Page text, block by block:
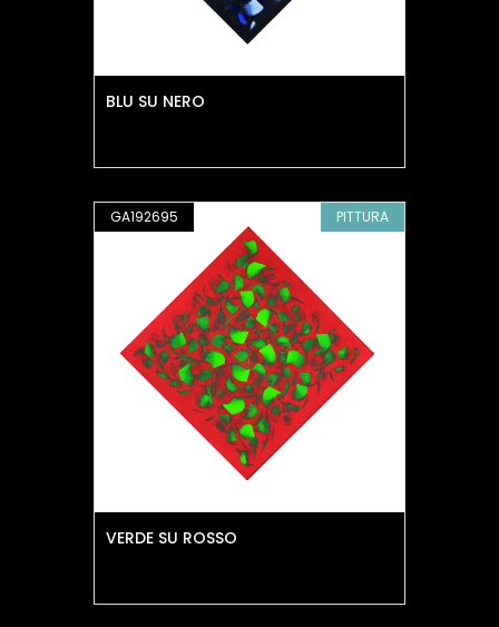
BLU SU NERO
GA192695 PITTURA
VERDE SU ROSSO